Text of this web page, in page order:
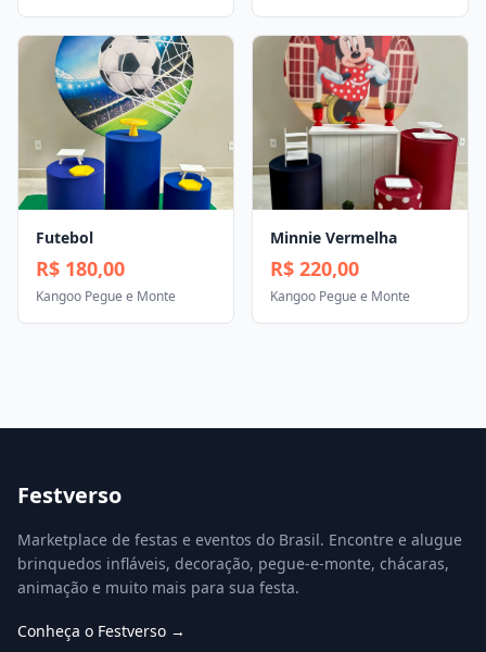
Futebol
R$ 180,00
Kangoo Pegue e Monte
Minnie Vermelha
R$ 220,00
Kangoo Pegue e Monte
Festverso
Marketplace de festas e eventos do Brasil. Encontre e alugue
brinquedos infláveis, decoração, pegue-e-monte, chácaras,
animação e muito mais para sua festa.
Conheça o Festverso →